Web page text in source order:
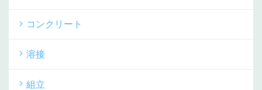
コンクリート
溶接
組立